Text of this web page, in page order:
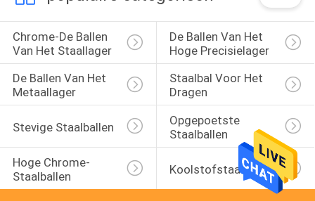
Chrome-De Ballen
Van Het Staallager
De Ballen Van Het
Hoge Precisielager
De Ballen Van Het
Metaallager
Staalbal Voor Het
Dragen
Stevige Staalballen
Opgepoetste
Staalballen
Hoge Chrome-
Staalballen
Koolstofstaalballen